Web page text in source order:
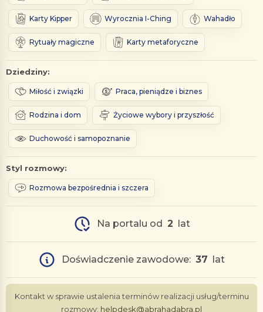
Karty Kipper Wyrocznia I-Ching Wahadło
Rytuały magiczne Karty metaforyczne
Dziedziny:
Miłość i związki Praca, pieniądze i biznes
Rodzina i dom Życiowe wybory i przyszłość
Duchowość i samopoznanie
Styl rozmowy:
Rozmowa bezpośrednia i szczera
Na portalu od 2 lat
Doświadczenie zawodowe: 37 lat
Kontakt w sprawie ustalenia terminów realizacji usług/terminu
rozmowy: helpdesk@abrahadabra.pl